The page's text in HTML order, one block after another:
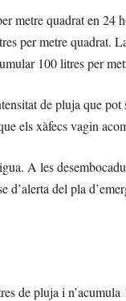
metre quadrat en 24
per metre quadrat.
100 litres per
de pluja que
els xàfecs vagin
A les
del pla
de pluja i